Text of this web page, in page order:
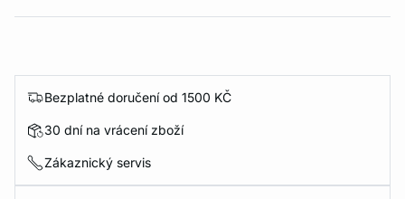
Bezplatné doručení od 1500 KČ
30 dní na vrácení zboží
Zákaznický servis